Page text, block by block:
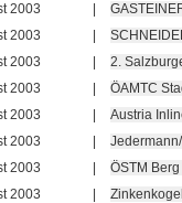
2003
2003
2003
2.
2003
ÖAMTC
2003
Austria
2003
2003
ÖSTM
2003